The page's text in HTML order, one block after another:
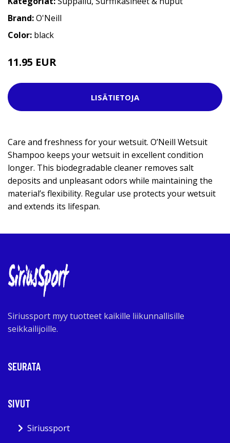
Brand:O'Neill
Color: black
11.95 EUR
LISÄTIETOJA
Care and freshness for your wetsuit. O’Neill Wetsuit
Shampoo keeps your wetsuit in excellent condition
longer. This biodegradable cleaner removes salt
deposits and unpleasant odors while maintaining the
material’s flexibility. Regular use protects your wetsuit
and extends its lifespan.
Siriussport myy tuotteet kaikille liikunnallisille
seikkailijoille.
SEURATA
SIVUT
Siriussport